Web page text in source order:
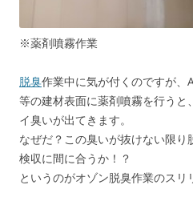
※薬剤噴霧作業
脱臭作業中に気が付くのですが、
等の建材表面に薬剤噴霧を行う
イ臭いが出てきます。
なぜだ？この臭いが抜けない限り
検収に間に合うか！？
というのがオゾン脱臭作業のスリ